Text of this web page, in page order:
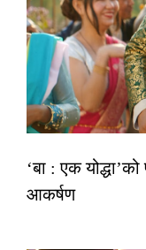
‘बा : एक
आकर्षण